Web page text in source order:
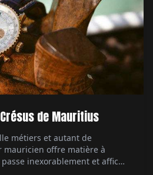
de Mauritius
métiers et autant de
mauricien offre matière à
inexorablement et affiche